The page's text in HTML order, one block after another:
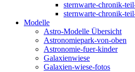
sternwarte-chronik-
sternwarte-chronik-
Modelle
Astro-Modelle Übersicht
Astronomiepark-von-oben
Astronomie-fuer-kinder
Galaxienwiese
Galaxien-wiese-fotos